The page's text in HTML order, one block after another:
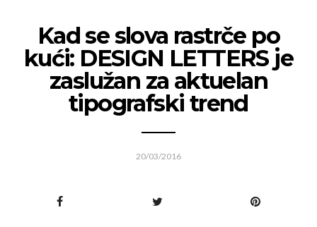
Kad se slova rastrče po
kući: DESIGN LETTERS je
zaslužan za aktuelan
tipografski trend
20/03/2016